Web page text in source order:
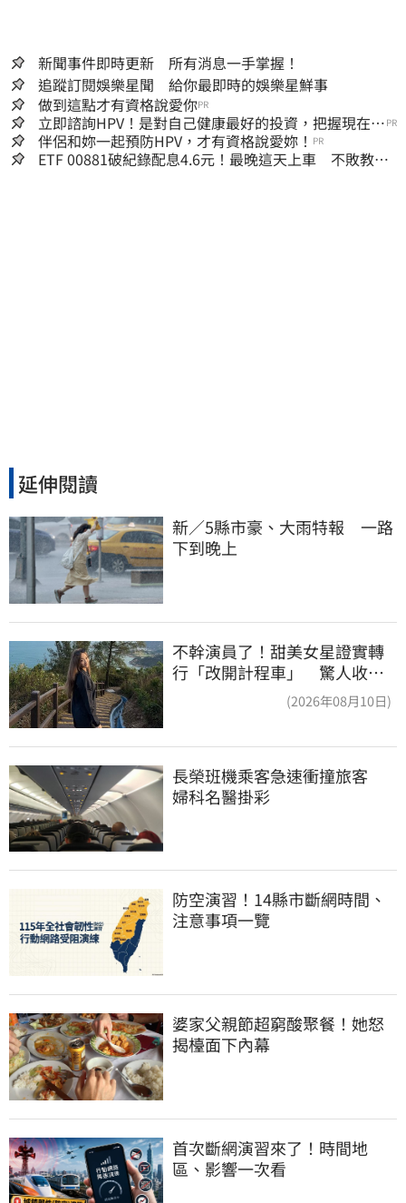
新聞事件即時更新 所有消息一手掌握！
追蹤訂閱娛樂星聞 給你最即時的娛樂星鮮事
做到這點才有資格說愛你PR
立即諮詢HPV！是對自己健康最好的投資，把握現在不
嫌晚！
PR
伴侶和妳一起預防HPV，才有資格說愛妳！ PR
ETF 00881破紀錄配息4.6元！最晚這天上車 不敗教主
延伸閱讀
新／5縣市豪、大雨特報　一路
下到晚上
不幹演員了！甜美女星證實轉
行「改開計程車」 驚人收入
(2026年08月10日)
長榮班機乘客急速衝撞旅客
婦科名醫掛彩
防空演習！14縣市斷網時間、
注意事項一覽
婆家父親節超窮酸聚餐！她怒
揭檯面下內幕
首次斷網演習來了！時間地
區、影響一次看